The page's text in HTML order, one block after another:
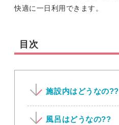
快適に一日利用できます。
目次
施設内はどうなの??
風呂はどうなの??